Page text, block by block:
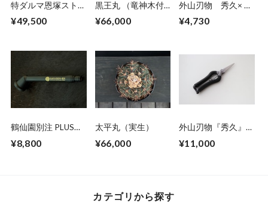
特ダルマ恩塚ストロ
ンギ （実生）
¥49,500
黒王丸 （竜神木付
き）
¥66,000
外山刃物 秀久× 鶴
仙園 Mini 大久保
鋏 ホワイト(1丁)
¥4,730
鶴仙園別注 PLUS
園 真鍮散水ノズル
¥8,800
太平丸（実生）
¥66,000
外山刃物『秀久』✖️
Leather Black
¥11,000
カテゴリから探す